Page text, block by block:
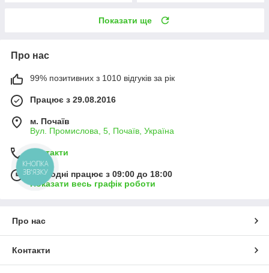
Показати ще
Про нас
99% позитивних з 1010 відгуків за рік
Працює з 29.08.2016
м. Почаїв
Вул. Промислова, 5, Почаїв, Україна
Контакти
Сьогодні працює з 09:00 до 18:00
Показати весь графік роботи
Про нас
Контакти
КНОПКА
ЗВ'ЯЗКУ